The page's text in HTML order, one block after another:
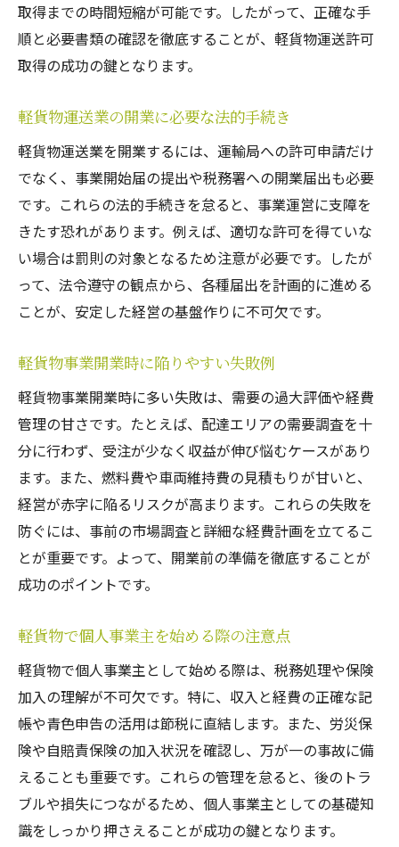
取得までの時間短縮が可能です。したがって、正確な手
順と必要書類の確認を徹底することが、軽貨物運送許可
取得の成功の鍵となります。
軽貨物運送業の開業に必要な法的手続き
軽貨物運送業を開業するには、運輸局への許可申請だけ
でなく、事業開始届の提出や税務署への開業届出も必要
です。これらの法的手続きを怠ると、事業運営に支障を
きたす恐れがあります。例えば、適切な許可を得ていな
い場合は罰則の対象となるため注意が必要です。したが
って、法令遵守の観点から、各種届出を計画的に進める
ことが、安定した経営の基盤作りに不可欠です。
軽貨物事業開業時に陥りやすい失敗例
軽貨物事業開業時に多い失敗は、需要の過大評価や経費
管理の甘さです。たとえば、配達エリアの需要調査を十
分に行わず、受注が少なく収益が伸び悩むケースがあり
ます。また、燃料費や車両維持費の見積もりが甘いと、
経営が赤字に陥るリスクが高まります。これらの失敗を
防ぐには、事前の市場調査と詳細な経費計画を立てるこ
とが重要です。よって、開業前の準備を徹底することが
成功のポイントです。
軽貨物で個人事業主を始める際の注意点
軽貨物で個人事業主として始める際は、税務処理や保険
加入の理解が不可欠です。特に、収入と経費の正確な記
帳や青色申告の活用は節税に直結します。また、労災保
険や自賠責保険の加入状況を確認し、万が一の事故に備
えることも重要です。これらの管理を怠ると、後のトラ
ブルや損失につながるため、個人事業主としての基礎知
識をしっかり押さえることが成功の鍵となります。